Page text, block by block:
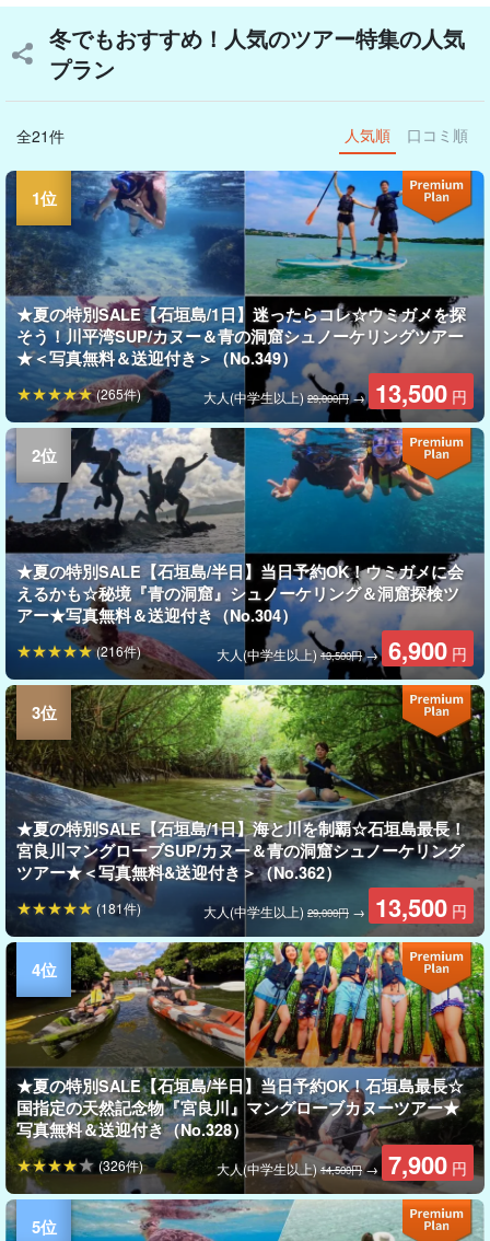
冬でもおすすめ！人気のツアー特集の人気
プラン
全21件 人気順 口コミ順
★夏の特別SALE【石垣島/1日】迷ったらコレ☆ウミガメを探
そう！川平湾SUP/カヌー＆青の洞窟シュノーケリングツアー
★＜写真無料＆送迎付き＞（No.349）
大人(中学生以上)29,000円→ 13,500 円
(265件)
★夏の特別SALE【石垣島/半日】当日予約OK！ウミガメに会
えるかも☆秘境『青の洞窟』シュノーケリング＆洞窟探検ツ
アー★写真無料＆送迎付き（No.304）
大人(中学生以上)13,500円→ 6,900 円
(216件)
★夏の特別SALE【石垣島/1日】海と川を制覇☆石垣島最長！
宮良川マングローブSUP/カヌー＆青の洞窟シュノーケリング
ツアー★＜写真無料&送迎付き＞（No.362）
大人(中学生以上) 29,000円 → 13,500 円
(181件)
★夏の特別SALE【石垣島/半日】当日予約OK！石垣島最長☆
国指定の天然記念物『宮良川』マングローブカヌーツアー★
写真無料＆送迎付き（No.328）
大人(中学生以上)14,500円→ 7,900 円
(326件)